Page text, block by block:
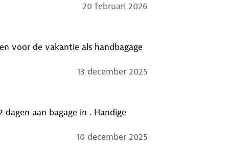
20 februari 2026
voor de vakantie als handbagage
13 december 2025
aan bagage in . Handige
10 december 2025